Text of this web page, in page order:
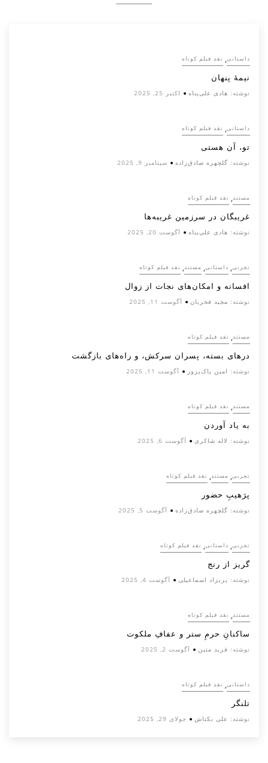
داستانی, نقد فیلم کوتاه
نیمۀ پنهان
نوشته: هادی علی‌پناه اکتبر 25, 2025
داستانی, نقد فیلم کوتاه
تو، آن هستی
نوشته: گلچهره صادق‌زاده سپتامبر 9, 2025
مستند, نقد فیلم کوتاه
غریبگان در سرزمین غریبه‌ها
نوشته: هادی علی‌پناه آگوست 20, 2025
تجربی, داستانی, مستند, نقد فیلم کوتاه
افسانه‌ و امکان‌های نجات از زوال
نوشته: مجید فخریان آگوست 11, 2025
مستند, نقد فیلم کوتاه
درهای بسته، پسران سرکش، و راه‌های بازگشت
نوشته: امین پاک‌پرور آگوست 11, 2025
مستند, نقد فیلم کوتاه
به یاد آوردن
نوشته: لاله شاکری آگوست 6, 2025
تجربی, مستند, نقد فیلم کوتاه
پرَهیب‌ِ حضور
نوشته: گلچهره صادق‌زاده آگوست 5, 2025
تجربی, داستانی, نقد فیلم کوتاه
گریز از رنج
نوشته: پریزاد اسماعیلی آگوست 4, 2025
مستند, نقد فیلم کوتاه
ساکنانِ حرمِ ستر و عفافِ ملکوت
نوشته: فرید متین آگوست 2, 2025
داستانی, نقد فیلم کوتاه
تلنگر
نوشته: علی بکتاش جولای 29, 2025